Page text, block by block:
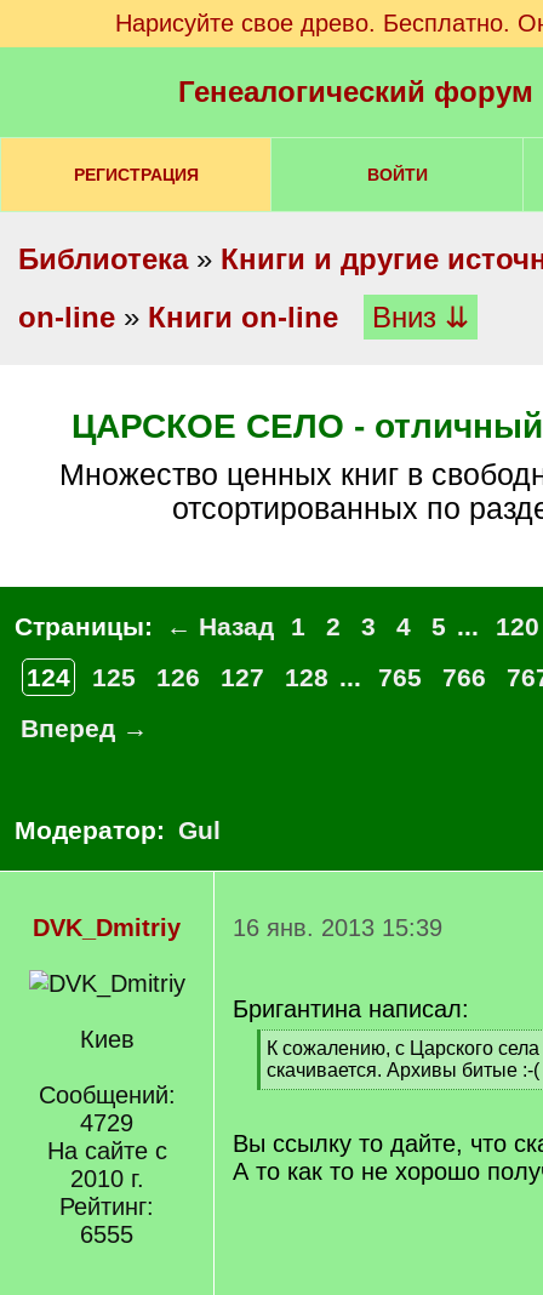
Нарисуйте свое древо. Бесплатно.
Генеалогический
РЕГИСТРАЦИЯ ВОЙТИ
Библиотека» Книги и другие
on-line » Книги on-line Вниз ⇊
ЦАРСКОЕ СЕЛО - отличный
Множество ценных книг в свободном доступе,
отсортированных по
Страницы: ← Назад 1 2 3 4 5 ...
120
124
125 126 127 128 ... 765 766
Вперед →
Модератор: Gul
DVK_Dmitriy
Киев
Сообщений:
4729
На сайте с
2010 г.
Рейтинг:
6555
16 янв. 2013 15:39
Бригантина написал:
[
q
]
К сожалению, с Царского села
скачивается. Архивы битые :-(
[
q
Вы ссылку то дайте, что
А то как то не хорошо